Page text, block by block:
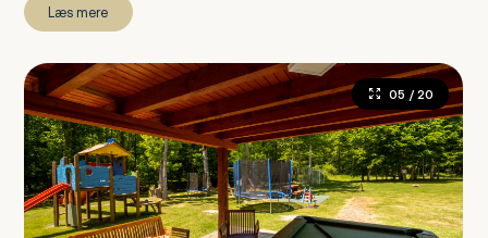
Læs mere
05 / 20